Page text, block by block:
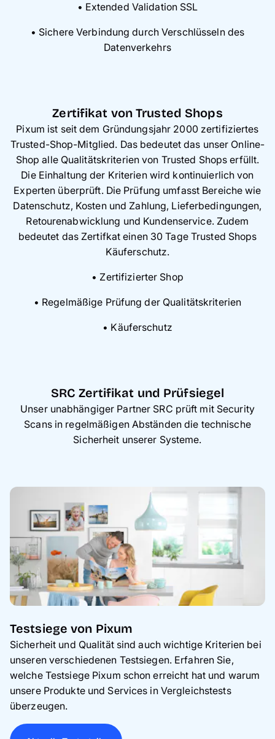
• Extended Validation SSL
• Sichere Verbindung durch Verschlüsseln des
Datenverkehrs
Zertifikat von Trusted Shops
Pixum ist seit dem Gründungsjahr 2000 zertifiziertes
Trusted-Shop-Mitglied. Das bedeutet das unser Online-
Shop alle Qualitätskriterien von Trusted Shops erfüllt.
Die Einhaltung der Kriterien wird kontinuierlich von
Experten überprüft. Die Prüfung umfasst Bereiche wie
Datenschutz, Kosten und Zahlung, Lieferbedingungen,
Retourenabwicklung und Kundenservice. Zudem
bedeutet das Zertifkat einen 30 Tage Trusted Shops
Käuferschutz.
• Zertifizierter Shop
• Regelmäßige Prüfung der Qualitätskriterien
• Käuferschutz
SRC Zertifikat und Prüfsiegel
Unser unabhängiger Partner SRC prüft mit Security
Scans in regelmäßigen Abständen die technische
Sicherheit unserer Systeme.
Testsiege von Pixum
Sicherheit und Qualität sind auch wichtige Kriterien bei
unseren verschiedenen Testsiegen. Erfahren Sie,
welche Testsiege Pixum schon erreicht hat und warum
unsere Produkte und Services in Vergleichstests
überzeugen.